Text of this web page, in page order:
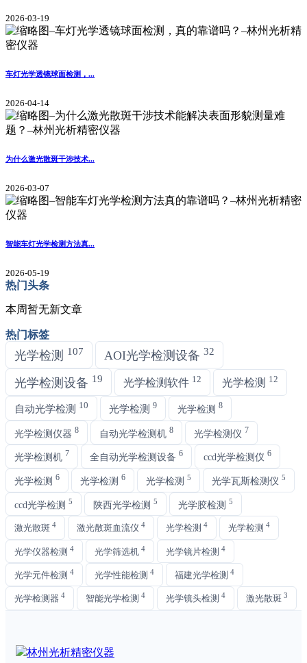
2026-03-19
车灯光学透镜球面检测，...
2026-04-14
为什么激光散斑干涉技术...
2026-03-07
智能车灯光学检测方法真...
2026-05-19
热门头条
本周暂无新文章
热门标签
光学检测 107 AOI光学检测设备 32
光学检测设备 19 光学检测软件 12 光学检测 12
自动光学检测 10 光学检测 9 光学检测 8
光学检测仪器 8 自动光学检测机 8 光学检测仪 7
光学检测机 7 全自动光学检测设备 6 ccd光学检测仪 6
光学检测 6 光学检测 6 光学检测 5 光学瓦斯检测仪 5
ccd光学检测 5 陕西光学检测 5 光学胶检测 5
激光散斑 4 激光散斑血流仪 4 光学检测 4 光学检测 4
光学仪器检测 4 光学筛选机 4 光学镜片检测 4
光学元件检测 4 光学性能检测 4 福建光学检测 4
光学检测器 4 智能光学检测 4 光学镜头检测 4 激光散斑 3